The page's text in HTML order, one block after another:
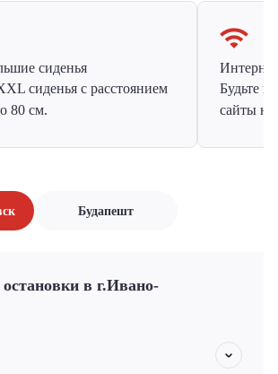
сиденья
сиденья с расстоянием
80 см.
Будьте
сайты на
Будапешт
в г.Ивано-